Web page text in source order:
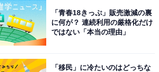
「青春18きっぷ」販売激減の裏
に何が？ 連続利用の厳格化だけ
ではない「本当の理由」
「移民」に冷たいのはどっちな